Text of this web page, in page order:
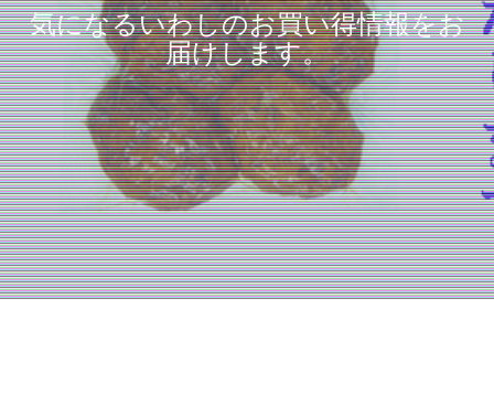
気になるいわしのお買い得情報をお
届けします。